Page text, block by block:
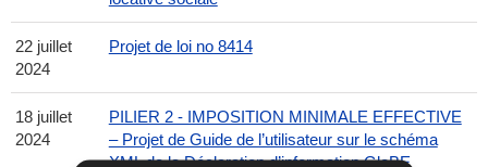
22 juillet
2024
Projet de loi no 8414
18 juillet
2024
PILIER 2 - IMPOSITION MINIMALE EFFECTIVE
– Projet de Guide de l’utilisateur sur le schéma
XML de la Déclaration d’information GloBE